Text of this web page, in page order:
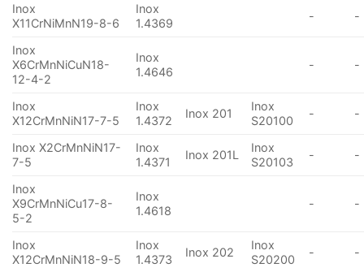
Inox
X11CrNiMnN19-8-6
Inox
1.4369
- -
Inox
X6CrMnNiCuN18-
12-4-2
Inox
1.4646
- -
Inox
X12CrMnNiN17-7-5
Inox
1.4372
Inox 201
Inox
S20100
- -
Inox X2CrMnNiN17-
7-5
Inox
1.4371
Inox 201L
Inox
S20103
- -
Inox
X9CrMnNiCu17-8-
5-2
Inox
1.4618
- -
Inox
X12CrMnNiN18-9-5
Inox
1.4373
Inox 202
Inox
S20200
- -